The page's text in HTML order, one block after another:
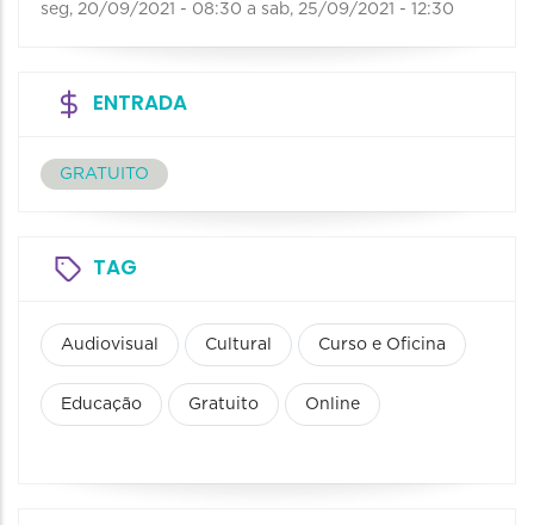
seg, 20/09/2021 - 08:30 a sab, 25/09/2021 - 12:30
ENTRADA
GRATUITO
TAG
Audiovisual Cultural Curso e Oficina
Educação Gratuito Online